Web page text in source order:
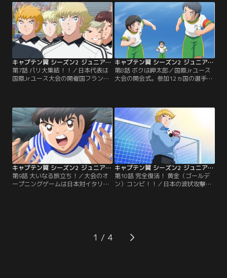
ていた。全日本サッカー協会から11
番のユニフォームを手渡された岬だ
ったが、仲間とのブランクは3年に
及び、力を発揮できるのか自信を持
てずにいた。
ームに。日向は翼とのコンビプレイ
で2点目を追加し、松山はDFとして
攻守にわたって活躍。2対0のリード
で前半を折り返す。ただミュンヘン
がこのまま黙っているとは思えな
い。
キャプテン翼 シーズン2 ジュニアユース編 第07話
第7話 パリ大集結！！／日本代表は
国際Jrユース大会の開催国フランス
リブルで駆け巡る！するとエッフェ
ル塔の前で、同じようにボールを蹴
って走る少年とすれ違った。
「え？！み……岬くん……」。かつ
ての相棒との再会に抱き合う2人。
翼と岬は翌日の練習でも…。
キャプテン翼 シーズン2 ジュニアユース編 第08話
第8話 ボクは岬太郎／国際Jrユース
大会の開会式。参加12ヵ国の選手が
んて……」。--南葛SCのメンバーと
して全国大会で優勝したものの、父
親の画業のため各地を転々としてい
た岬は、翼と離れ離れに。南葛でサ
ッカーを続けさせてやれなかったこ
とを悔やむ岬の父。
キャプテン翼 シーズン2 ジュニアユース編 第09話
第9話 大いなる旅立ち！／大会のオ
ープニングゲームは日本対イタリ
の猛チャージで倒されてしまう。そ
の後もイタリアの徹底マークを受け
キャプテン翼 シーズン2 ジュニアユース編 第10話
第10話 完全復活！ 黄金（ゴールデ
ン）コンビ！！／日本の波状攻撃を
前に、イタリアのGKジノ・ヘルナン
声も高い名プレイヤーだ。そのまま
0対0で折り返し、後半がスタート。
1